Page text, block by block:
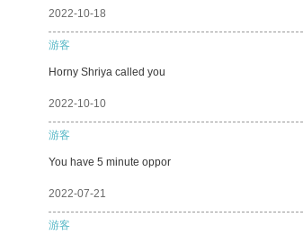
2022-10-18
游客
Horny Shriya called you
2022-10-10
游客
You have 5 minute oppor
2022-07-21
游客